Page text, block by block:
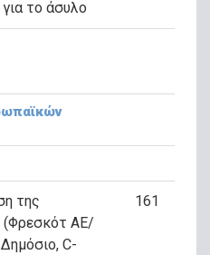
το άσυλο
της
(Φρεσκότ ΑΕ/
C-
161